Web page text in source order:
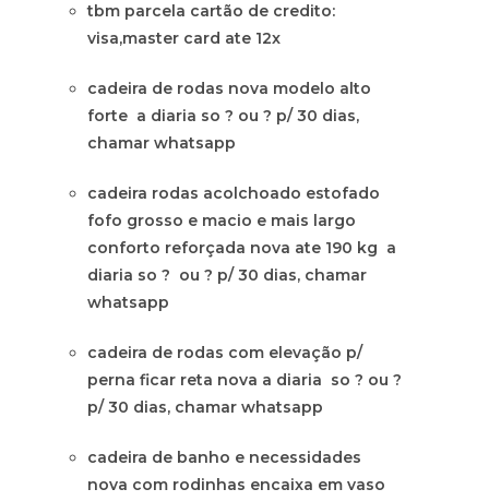
tbm parcela cartão de credito:
visa,master card ate 12x
cadeira de rodas nova modelo alto
forte a diaria so ? ou ? p/ 30 dias,
chamar whatsapp
cadeira rodas acolchoado estofado
fofo grosso e macio e mais largo
conforto reforçada nova ate 190 kg a
diaria so ? ou ? p/ 30 dias, chamar
whatsapp
cadeira de rodas com elevação p/
perna ficar reta nova a diaria so ? ou ?
p/ 30 dias, chamar whatsapp
cadeira de banho e necessidades
nova com rodinhas encaixa em vaso